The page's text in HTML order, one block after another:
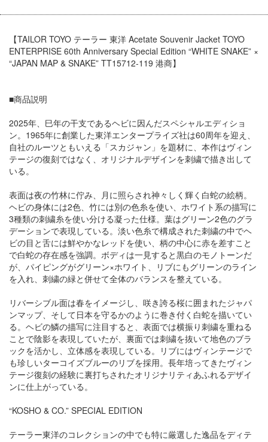
【TAILOR TOYO テーラー 東洋 Acetate Souvenir Jacket TOYO
ENTERPRISE 60th Anniversary Special Edition “WHITE SNAKE” ×
“JAPAN MAP & SNAKE” TT15712-119 港商】
■商品説明
2025年、巳年の干支であるヘビに因んだスペシャルエディショ
ン。1965年に創業した東洋エンタープライズ社は60周年を迎え、
自社のルーツともいえる「スカジャン」を題材に、本作はヴィン
テージの復刻ではなく、オリジナルデザインを刺繍で描き出して
いる。
表面は夜の竹林に佇み、月に照らされ神々しく輝く白蛇の絵柄。
ヘビの身体には2色、竹には別の色糸を使い、ホワイト系の描写に
3種類の刺繍糸を使い分ける凝った仕様。葉はグリーン2色のグラ
デーションで表現している。淡い色糸で構成された刺繍の中でヘ
ビの目と舌には鮮やかなレッドを使い、柄の中心に赤を差すこと
で白蛇の存在感を強調。ボディは一見すると黒白のモノトーンだ
が、パイピングがグリーン×ホワイト、リブにもグリーンのライン
を入れ、刺繍の緑と併せて全体のバランスを整えている。
リバーシブル面は春をイメージし、咲き誇る桜に囲まれたジャパ
ンマップ、そして日本を守るかのように巻き付く白蛇を描いてい
る。ヘビの鱗の描写に注目すると、表面では横振り刺繍を重ねる
ことで陰影を表現していたが、裏面では刺繍を抜いて地色のブラ
ックを活かし、立体感を表現している。リブにはヴィンテージで
も珍しいターコイズブルーのリブを採用。長年培ってきたヴィン
テージ復刻の経験に裏打ちされたオリジナリティあふれるデザイ
ンに仕上がっている。
“KOSHO & CO.” SPECIAL EDITION
テーラー東洋のコレクションの中でも特に厳選した逸品をディテ